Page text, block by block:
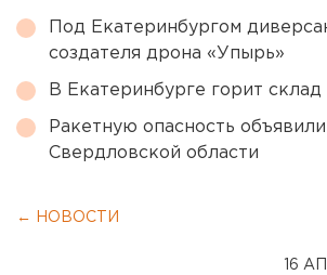
Под Екатеринбургом
создателя дрона «Упырь»
В Екатеринбурге горит
Ракетную опасность
Свердловской области
← НОВОСТИ
16